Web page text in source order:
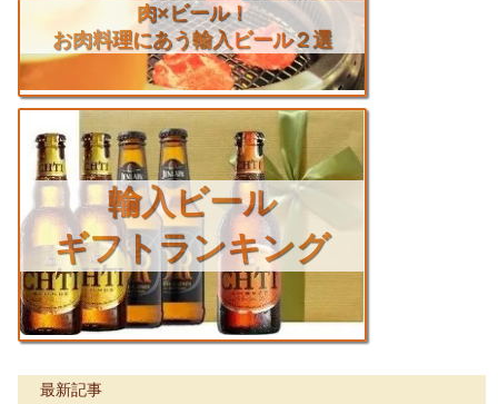
肉×ビール！
お肉料理にあう輸入ビール２選
輸入ビール
ギフトランキング
最新記事